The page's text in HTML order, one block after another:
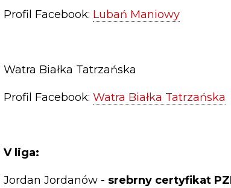
Profil Facebook: Lubań Maniowy
Watra Białka Tatrzańska
Profil Facebook: Watra Białka Tatrzańska
V liga:
Jordan Jordanów - srebrny certyfikat